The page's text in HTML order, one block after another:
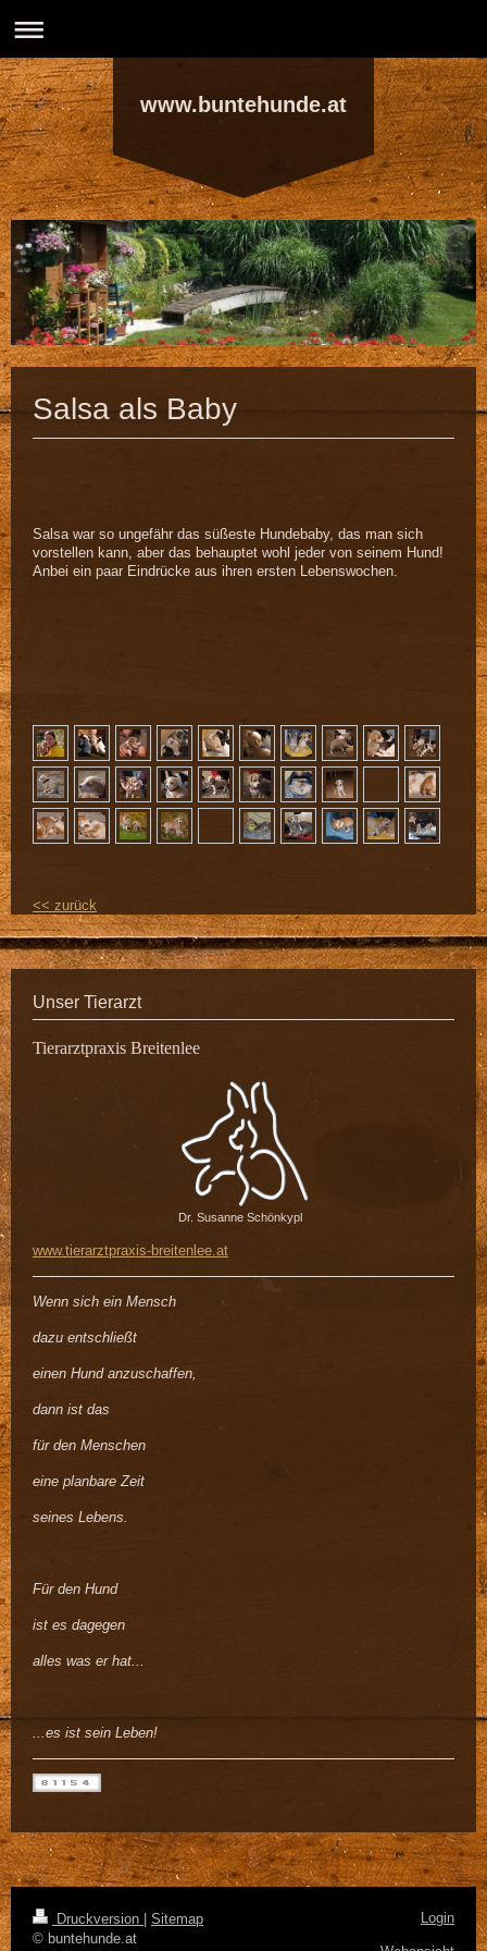
www.buntehunde.at
Salsa als Baby
Salsa war so ungefähr das süßeste Hundebaby, das man sich
vorstellen kann, aber das behauptet wohl jeder von seinem Hund!
Anbei ein paar Eindrücke aus ihren ersten Lebenswochen.
<< zurück
Unser Tierarzt
Tierarztpraxis Breitenlee
Dr. Susanne Schönkypl
www.tierarztpraxis-breitenlee.at
Wenn sich ein Mensch
dazu entschließt
einen Hund anzuschaffen,
dann ist das
für den Menschen
eine planbare Zeit
seines Lebens.
Für den Hund
ist es dagegen
alles was er hat...
...es ist sein Leben!
Druckversion
Sitemap
© buntehunde.at
Login